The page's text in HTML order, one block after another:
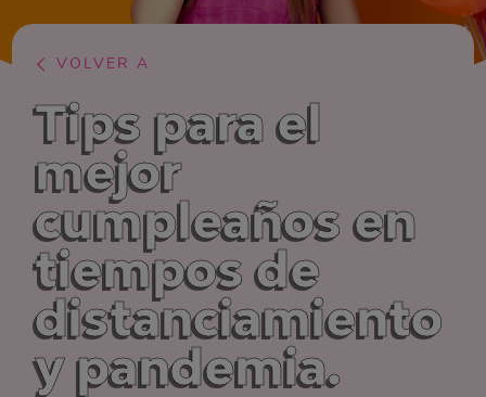
VOLVER A
Tips para el
mejor
cumpleaños en
tiempos de
distanciamiento
y pandemia.